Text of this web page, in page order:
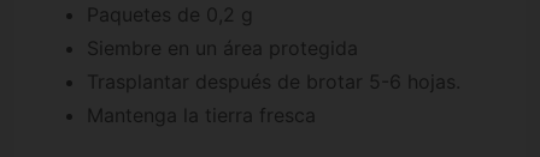
Paquetes de 0,2 g
Siembre en un área protegida
Trasplantar después de brotar 5-6 hojas.
Mantenga la tierra fresca